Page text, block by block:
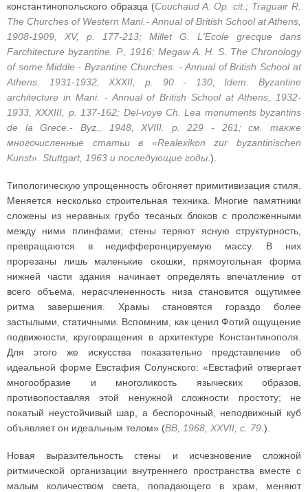
константинопольского образца (Couchaud A. Op. cit.; Traguair R.
The Churches of Western Mani.- Annual of British School at Athens,
1908-1909, XV, p. 177-213; Millet G. L'Ecole grecque dans
Farchitecture byzantine. P., 1916; Megaw A. H. S. The Chronology
of some Middle - Byzantine Churches. - Annual of British School at
Athens. 1931-1932, XXXII, p. 90 - 130; Idem. Byzantine
architecture in Mani. - Annual of British School at Athens, 1932-
1933, XXXIII, p. 137-162; Del-voye Ch. Lea monuments byzantins
de la Grece.- Byz., 1948, XVIII. p. 229 - 261; см. также
многочисленные статьи в «Realexikon zur byzantinischen
Kunst». Stuttgart, 1963 и последующие годы .).
Типологическую упрощенность обгоняет примитивизация стиля.
Меняется несколько строительная техника. Многие памятники
сложены из неравных грубо тесаных блоков с проложенными
между ними плинфами; стены теряют ясную структурность,
превращаются в недифференцируемую массу. В них
прорезаны лишь маленькие окошки, прямоугольная форма
нижней части здания начинает определять впечатление от
всего объема, нерасчлененность низа становится ощутимее
ритма завершения. Храмы становятся гораздо более
застылыми, статичными. Вспомним, как ценил Фотий ощущение
подвижности, круговращения в архитектуре Константинополя.
Для этого же искусства показательно представление об
идеальной форме Евстафия Солунского: «Евстафий отвергает
многообразие и многоликость языческих образов,
противопоставляя этой ненужной сложности простоту; не
покатый неустойчивый шар, а беспорочный, неподвижный куб
объявляет он идеальным телом» (ВВ, 1968, XXVII, с. 79 .).
Новая выразительность стены и исчезновение сложной
ритмической организации внутреннего пространства вместе с
малым количеством света, попадающего в храм, меняют